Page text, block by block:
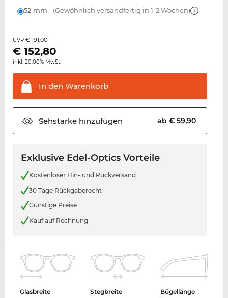
52 mm (Gewöhnlich versandfertig in 1-2 Wochen)
UVP € 191,00
€ 152,80
inkl. 20.00% MwSt.
In den Warenkorb
Sehstärkehinzufügen ab € 59,90
Exklusive Edel-Optics Vorteile
Kostenloser Hin- und Rückversand
30 Tage Rückgaberecht
Günstige Preise
Kauf auf Rechnung
Glasbreite
Stegbreite
Bügellänge